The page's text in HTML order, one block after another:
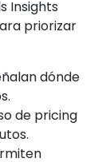
Insights
priorizar
dónde
de pricing